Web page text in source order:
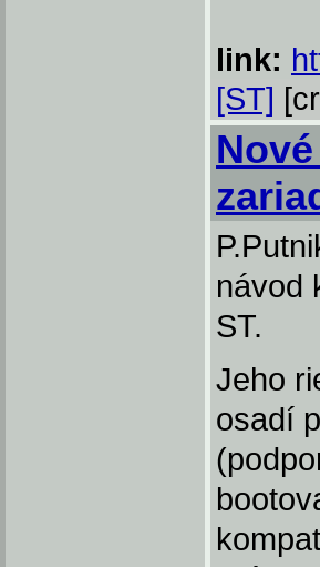
link:
[ST]
návod
ST.
Jeho
osadí